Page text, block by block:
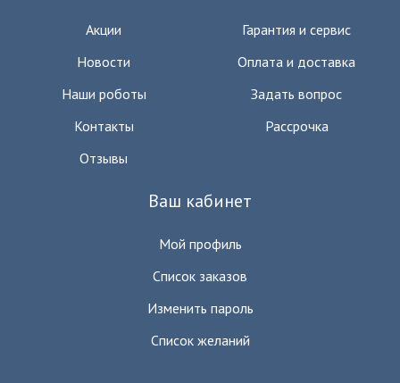
Акции
Новости
Наши роботы
Контакты
Отзывы
Гарантия и сервис
Оплата и доставка
Задать вопрос
Рассрочка
Ваш кабинет
Мой профиль
Список заказов
Изменить пароль
Список желаний